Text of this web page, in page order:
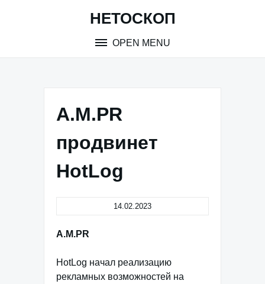
НЕТОСКОП
OPEN MENU
A.M.PR
продвинет
HotLog
14.02.2023
A.M.PR
HotLog начал реализацию
рекламных возможностей на